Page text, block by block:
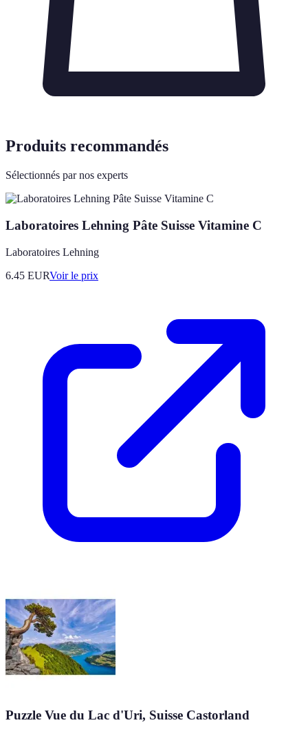
Produits recommandés
Sélectionnés par nos experts
Laboratoires Lehning Pâte Suisse Vitamine C
Laboratoires Lehning
6.45 EURVoir le prix
Puzzle Vue du Lac d'Uri, Suisse Castorland